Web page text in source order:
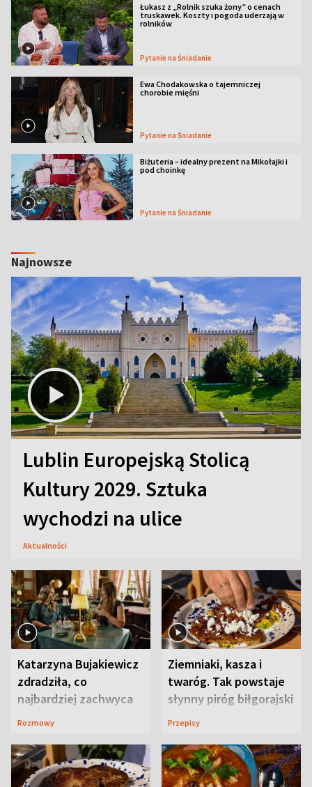
Łukasz z „Rolnik szuka żony” o cenach
truskawek. Koszty i pogoda uderzają w
rolników
Pytanie na Śniadanie
Ewa Chodakowska o tajemniczej
chorobie mięśni
Pytanie na Śniadanie
Biżuteria – idealny prezent na Mikołajki i
pod choinkę
Pytanie na Śniadanie
Najnowsze
Lublin Europejską Stolicą
Kultury 2029. Sztuka
wychodzi na ulice
Aktualności
Katarzyna Bujakiewicz
zdradziła, co
najbardziej zachwyca
ją w Lublinie
Rozmowy
Ziemniaki, kasza i
twaróg. Tak powstaje
słynny piróg biłgorajski
Przepisy